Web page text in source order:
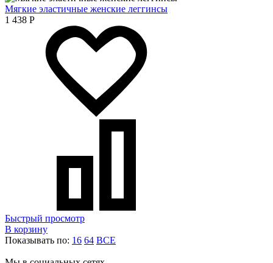
Мягкие эластичные женские леггинсы
1 438 Р
Быстрый просмотр
В корзину
Показывать по: 16 64 ВСЕ